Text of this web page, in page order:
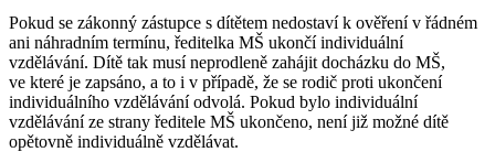
Pokud se zákonný zástupce s dítětem nedostaví k ověření v řádném
ani náhradním termínu, ředitelka MŠ ukončí individuální
vzdělávání. Dítě tak musí neprodleně zahájit docházku do MŠ,
ve které je zapsáno, a to i v případě, že se rodič proti ukončení
individuálního vzdělávání odvolá. Pokud bylo individuální
vzdělávání ze strany ředitele MŠ ukončeno, není již možné dítě
opětovně individuálně vzdělávat.